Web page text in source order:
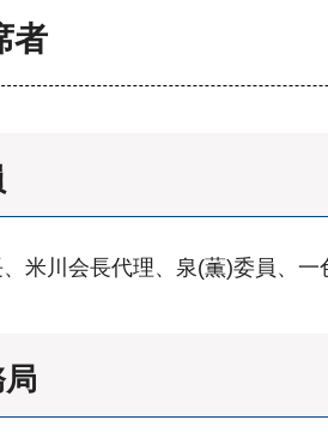
者
米川会長代理、泉(薫)委員、